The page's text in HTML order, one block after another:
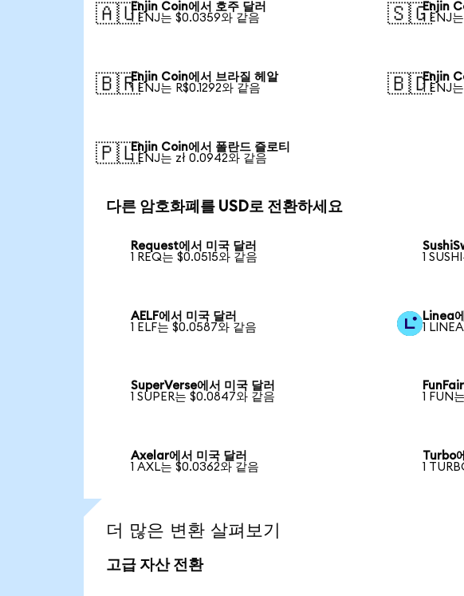
🇦🇺Enjin Coin에서 호주 달러
1 ENJ는 $0.0359와 같음
🇸🇬Enjin
1 ENJ
🇧🇷Enjin Coin에서 브라질 헤알
1 ENJ는 R$0.1292와 같음
🇧🇩Enjin
1 ENJ
🇵🇱Enjin Coin에서 폴란드 즐로티
1 ENJ는 zł 0.0942와 같음
다른 암호화폐를 USD로 전환하세요
Request에서 미국 달러
1 REQ는 $0.0515와 같음
1
AELF에서 미국 달러
1 ELF는 $0.0587와 같음
Linea
1
SuperVerse에서 미국 달러
1 SUPER는 $0.0847와 같음
1 FUN
Axelar에서 미국 달러
1 AXL는 $0.0362와 같음
Turbo
1
더 많은 변환 살펴보기
고급 자산 전환